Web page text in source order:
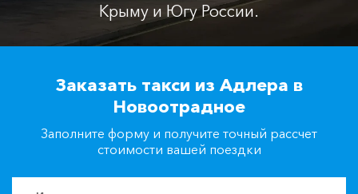
Заказать такси
Крыму и Югу России.
Заказать такси из Адлера в
Новоотрадное
Заполните форму и получите точный рассчет
стоимости вашей поездки